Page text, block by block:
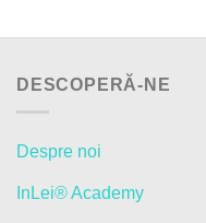
DESCOPERĂ-NE
Despre noi
InLei® Academy